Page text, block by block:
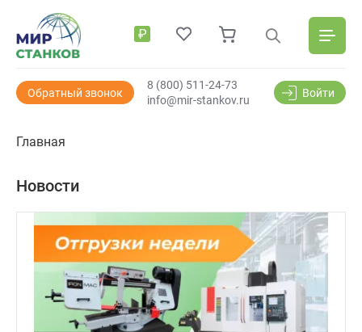
₽
Обратный звонок
info@mir-stankov.ru
8 (800) 511-24-73
Войти
Главная
Новости